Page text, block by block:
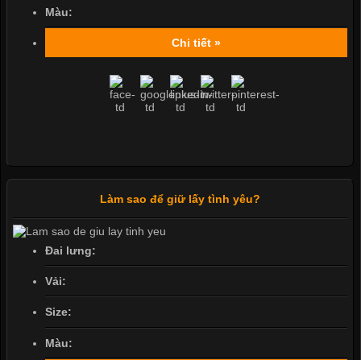
Màu:
Chi tiết »
Làm sao để giữ lấy tình yêu?
Đai lưng:
Vải:
Size:
Màu: